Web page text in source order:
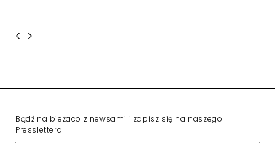
< >
Bądź na bieżaco z newsami i zapisz się na naszego
Presslettera